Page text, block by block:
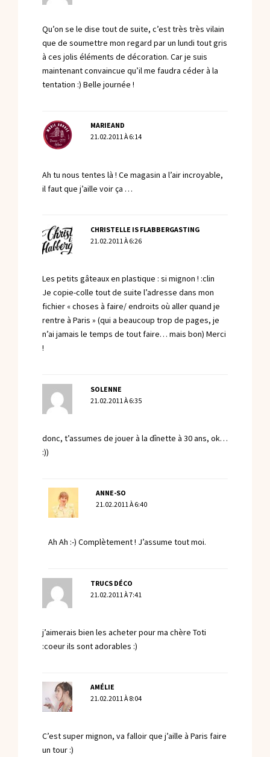
Qu’on se le dise tout de suite, c’est très très vilain
que de soumettre mon regard par un lundi tout gris
à ces jolis éléments de décoration. Car je suis
maintenant convaincue qu’il me faudra céder à la
tentation :) Belle journée !
MARIEAND
21.02.2011 À 6:14
Ah tu nous tentes là ! Ce magasin a l’air incroyable,
il faut que j’aille voir ça …
CHRISTELLE IS FLABBERGASTING
21.02.2011 À 6:26
Les petits gâteaux en plastique : si mignon ! :clin
Je copie-colle tout de suite l’adresse dans mon
fichier « choses à faire/ endroits où aller quand je
rentre à Paris » (qui a beaucoup trop de pages, je
n’ai jamais le temps de tout faire… mais bon) Merci
!
SOLENNE
21.02.2011 À 6:35
donc, t’assumes de jouer à la dînette à 30 ans, ok…
:))
ANNE-SO
21.02.2011 À 6:40
Ah Ah :-) Complètement ! J’assume tout moi.
TRUCS DÉCO
21.02.2011 À 7:41
j’aimerais bien les acheter pour ma chère Toti
:coeur ils sont adorables :)
AMÉLIE
21.02.2011 À 8:04
C’est super mignon, va falloir que j’aille à Paris faire
un tour :)